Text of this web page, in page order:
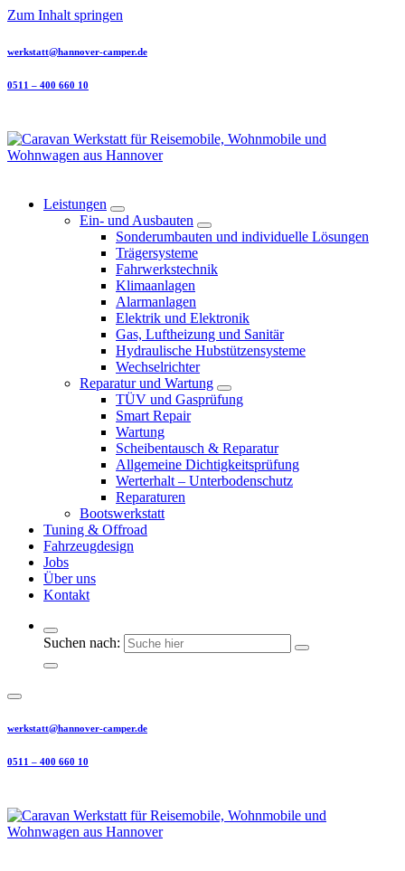
Zum Inhalt springen
werkstatt@hannover-camper.de
0511 – 400 660 10
Werkstattservice für Ihr Reisemobil & Wohnwagen
Leistungen
Ein- und Ausbauten
Sonderumbauten und individuelle Lösungen
Trägersysteme
Fahrwerkstechnik
Klimaanlagen
Alarmanlagen
Elektrik und Elektronik
Gas, Luftheizung und Sanitär
Hydraulische Hubstützensysteme
Wechselrichter
Reparatur und Wartung
TÜV und Gasprüfung
Smart Repair
Wartung
Scheibentausch & Reparatur
Allgemeine Dichtigkeitsprüfung
Werterhalt – Unterbodenschutz
Reparaturen
Bootswerkstatt
Tuning & Offroad
Fahrzeugdesign
Jobs
Über uns
Kontakt
Suchen nach:
werkstatt@hannover-camper.de
0511 – 400 660 10